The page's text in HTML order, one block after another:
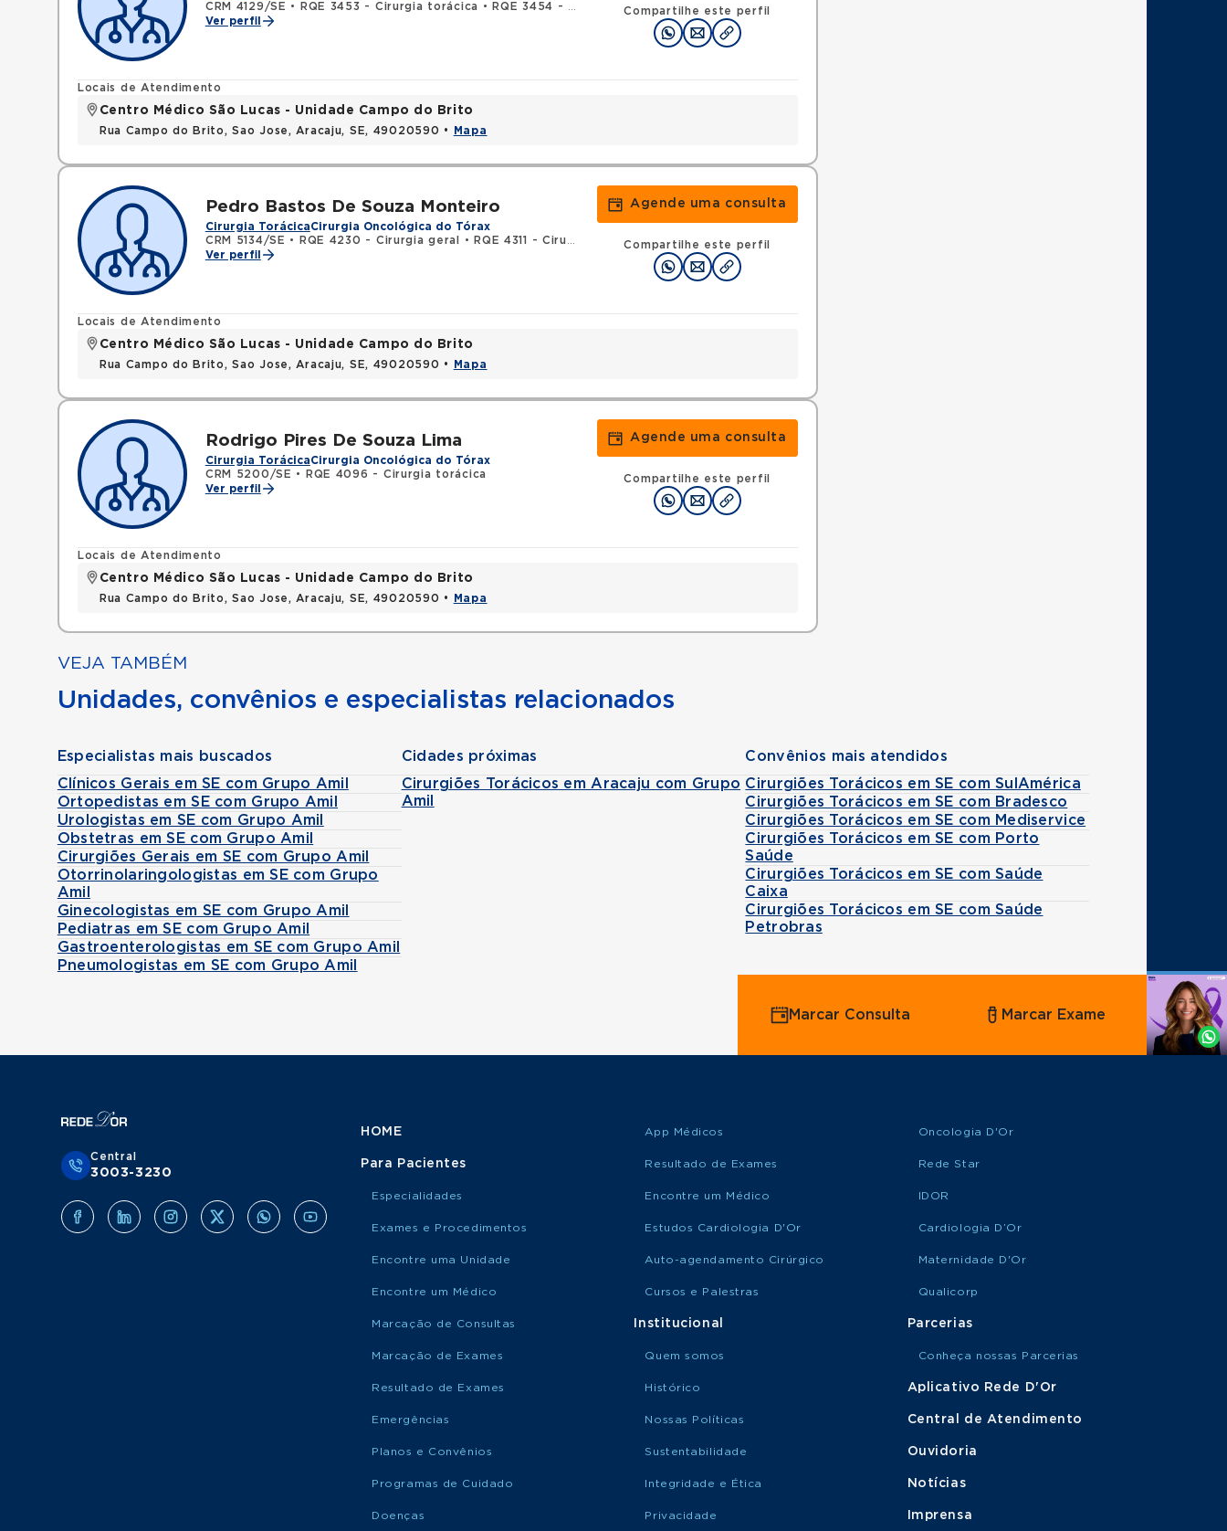
CRM 4129/SE • RQE 3453 - Cirurgia torácica •
RQE 3454 - Cirurgia geral
Ver perfil
Compartilhe este perfil
Locais de Atendimento
Centro Médico São Lucas - Unidade Campo do Brito
Rua Campo do Brito, Sao Jose, Aracaju, SE, 49020590 • Mapa
Pedro Bastos De Souza Monteiro
Cirurgia TorácicaCirurgia Oncológica do Tórax
CRM 5134/SE • RQE 4230 - Cirurgia geral •
RQE 4311 - Cirurgia torácica
Ver perfil
Agende uma consulta
Compartilhe este perfil
Locais de Atendimento
Centro Médico São Lucas - Unidade Campo do Brito
Rua Campo do Brito, Sao Jose, Aracaju, SE, 49020590 • Mapa
Rodrigo Pires De Souza Lima
Cirurgia TorácicaCirurgia Oncológica do Tórax
CRM 5200/SE •
RQE 4096 - Cirurgia torácica
Ver perfil
Agende uma consulta
Compartilhe este perfil
Locais de Atendimento
Centro Médico São Lucas - Unidade Campo do Brito
Rua Campo do Brito, Sao Jose, Aracaju, SE, 49020590 • Mapa
VEJA TAMBÉM
Unidades, convênios e especialistas relacionados
Especialistas mais buscados
Clínicos Gerais em SE com Grupo Amil
Ortopedistas em SE com Grupo Amil
Urologistas em SE com Grupo Amil
Obstetras em SE com Grupo Amil
Cirurgiões Gerais em SE com Grupo Amil
Otorrinolaringologistas em SE com Grupo
Amil
Ginecologistas em SE com Grupo Amil
Pediatras em SE com Grupo Amil
Gastroenterologistas em SE com Grupo Amil
Pneumologistas em SE com Grupo Amil
Cidades próximas
Cirurgiões Torácicos em Aracaju com Grupo
Amil
Convênios mais atendidos
Cirurgiões Torácicos em SE com SulAmérica
Cirurgiões Torácicos em SE com Bradesco
Cirurgiões Torácicos em SE com Mediservice
Cirurgiões Torácicos em SE com Porto
Saúde
Cirurgiões Torácicos em SE com Saúde
Caixa
Cirurgiões Torácicos em SE com Saúde
Petrobras
Agende
Whatsapp
Marcar Consulta Marcar Exame
Central
3003-3230
HOME
Para Pacientes
Especialidades
Exames e Procedimentos
Encontre uma Unidade
Encontre um Médico
Marcação de Consultas
Marcação de Exames
Resultado de Exames
Emergências
Planos e Convênios
Programas de Cuidado
Doenças
App Médicos
Resultado de Exames
Encontre um Médico
Estudos Cardiologia D'Or
Auto-agendamento Cirúrgico
Cursos e Palestras
Institucional
Quem somos
Histórico
Nossas Políticas
Sustentabilidade
Integridade e Ética
Privacidade
Oncologia D'Or
Rede Star
IDOR
Cardiologia D’Or
Maternidade D'Or
Qualicorp
Parcerias
Conheça nossas Parcerias
Aplicativo Rede D'Or
Central de Atendimento
Ouvidoria
Notícias
Imprensa